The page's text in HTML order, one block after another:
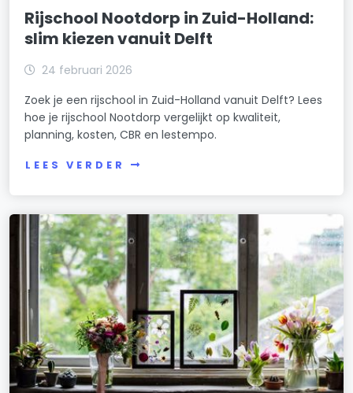
Rijschool Nootdorp in Zuid-Holland:
slim kiezen vanuit Delft
24 februari 2026
Zoek je een rijschool in Zuid-Holland vanuit Delft? Lees
hoe je rijschool Nootdorp vergelijkt op kwaliteit,
planning, kosten, CBR en lestempo.
LEES VERDER